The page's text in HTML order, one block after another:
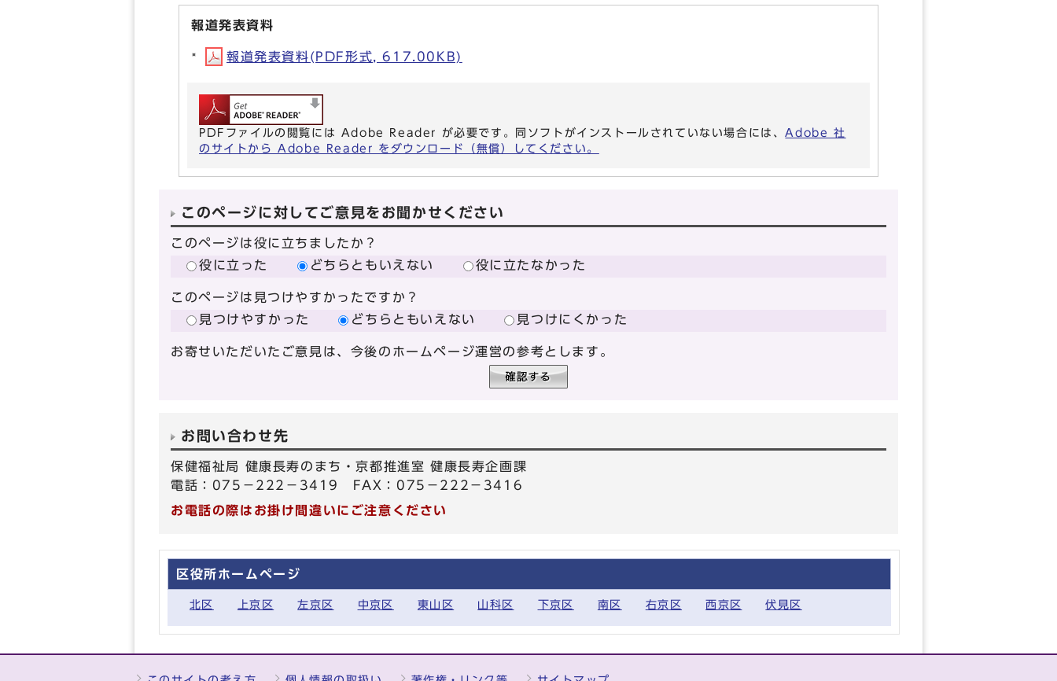
報道発表資料
報道発表資料(PDF形式, 617.00KB)
PDFファイルの閲覧には Adobe Reader が必要です。同ソフトがインストールされていない場合には、Adobe 社
のサイトから Adobe Reader をダウンロード（無償）してください。
このページに対してご意見をお聞かせください
このページは役に立ちましたか？
役に立った
どちらともいえない 役に立たなかった
このページは見つけやすかったですか？
見つけやすかった
どちらともいえない 見つけにくかった
お寄せいただいたご意見は、今後のホームページ運営の参考とします。
お問い合わせ先
保健福祉局 健康長寿のまち・京都推進室 健康長寿企画課
電話：075－222－3419 FAX：075－222－3416
お電話の際はお掛け間違いにご注意ください
区役所ホームページ
北区 上京区 左京区 中京区 東山区 山科区 下京区 南区 右京区 西京区 伏見区